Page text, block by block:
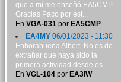
que a mí me enseñó EA5CMP.
Gracias Paco por est...
En VGA-031 por EA5CMP
EA4MY06/01/2023 - 11:30
Enhorabuena Albert. No es de
extrañar que haya sido la
primera actividad desde es...
En VGL-104por EA3IW